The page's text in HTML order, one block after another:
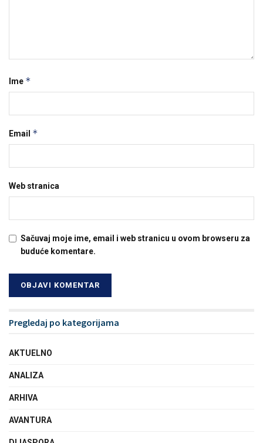
Ime *
Email *
Web stranica
Sačuvaj moje ime, email i web stranicu u ovom browseru za
buduće komentare.
Pregledaj po kategorijama
AKTUELNO
ANALIZA
ARHIVA
AVANTURA